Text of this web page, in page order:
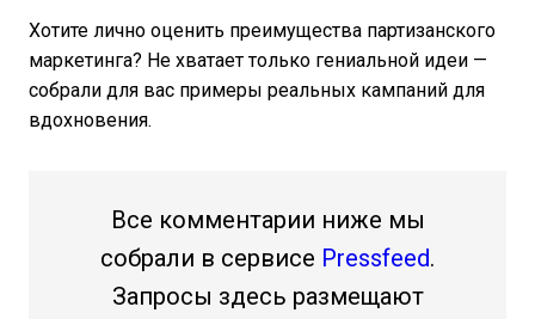
Хотите лично оценить преимущества партизанского
маркетинга? Не хватает только гениальной идеи —
собрали для вас примеры реальных кампаний для
вдохновения.
Все комментарии ниже мы
собрали в сервисе Pressfeed.
Запросы здесь размещают